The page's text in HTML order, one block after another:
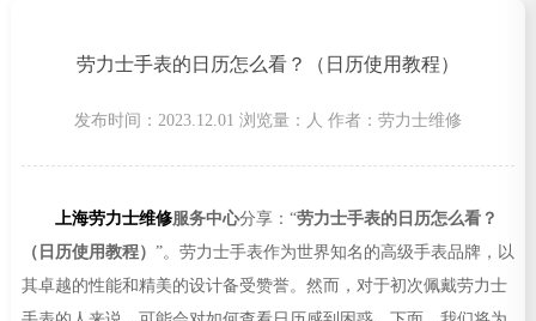
劳力士手表的日历怎么看？（日历使用教程）
发布时间：2023.12.01 浏览量： 人 作者：劳力士维修
上海劳力士维修服务中心分享：“劳力士手表的日历怎么看？
（日历使用教程） ”。劳力士手表作为世界知名的高级手表品牌，以
其卓越的性能和精美的设计备受赞誉。然而，对于初次佩戴劳力士